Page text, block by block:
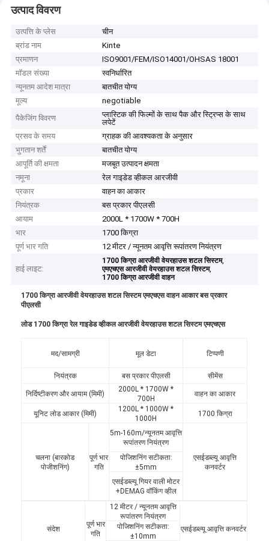
उत्पाद विवरण
उत्पत्ति के प्लेस
चीन
ब्रांड नाम
Kinte
प्रमाणन
ISO9001/FEM/ISO14001/OHSAS 18001
मॉडल संख्या
स्वनिर्धारित
न्यूनतम आदेश मात्रा
बातचीत योग्य
मूल्य
negotiable
पैकेजिंग विवरण
प्लास्टिक की फिल्मों के साथ पैक और स्ट्रिप्स के साथ
लपेटें
प्रसव के समय
ग्राहक की आवश्यकता के अनुसार
भुगतान शर्तें
बातचीत योग्य
आपूर्ति की क्षमता
मजबूत उत्पादन क्षमता
नमूना
रेल गाइडेड व्हीकल आरजीवी
प्रकार
वाहन का आकार
नियंत्रक
बस प्रकार पीएलसी
आयाम
2000L * 1700W * 700H
भार
1700 किग्रा
पूर्ण भार गति
12 मीटर / न्यूनतम आवृत्ति रूपांतरण नियंत्रण
हाई लाइट:
1700 किग्रा आरजीवी वेयरहाउस शटल सिस्टम,
एमएचएस आरजीवी वेयरहाउस शटल सिस्टम,
1700 किग्रा आरजीवी वाहन
1700 किग्रा आरजीवी वेयरहाउस शटल सिस्टम एमएचएस वाहन आकार बस प्रकार
पीएलसी
लोड 1700 किग्रा रेल गाइडेड व्हीकल आरजीवी वेयरहाउस शटल सिस्टम एमएचएस
मद/सामग्री मूल डेटा टिप्पणी
नियंत्रक बस प्रकार पीएलसी सीमेंस
निर्दिष्टीकरण और आयाम (मिमी)
2000L * 1700W *
700H
वाहन का आकार
यूनिट लोड आकार (मिमी)
1200L * 1000W *
1000H
1700 किग्रा
चलना (बारकोड
पोजीशनिंग)
पूर्ण भार
गति
5m-160m/न्यूनतम आवृत्ति
रूपांतरण नियंत्रण
एसईडब्ल्यू आवृत्ति
कनवर्टर
पोजिशनिंग सटीकता:
±5mm
एसईडब्ल्यू गियर वाली मोटर
+DEMAG वॉकिंग व्हील
संदेश
पूर्ण भार
गति
12 मीटर / न्यूनतम आवृत्ति
रूपांतरण नियंत्रण
एसईडब्ल्यू आवृत्ति कनवर्टर
पोजिशनिंग सटीकता:
±10mm